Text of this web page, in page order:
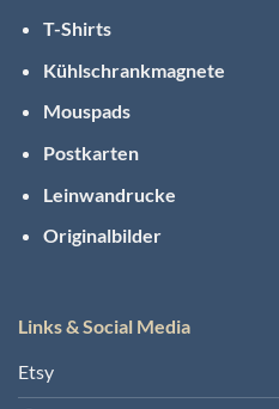
T-Shirts
Kühlschrankmagnete
Mouspads
Postkarten
Leinwandrucke
Originalbilder
Links & Social Media
Etsy